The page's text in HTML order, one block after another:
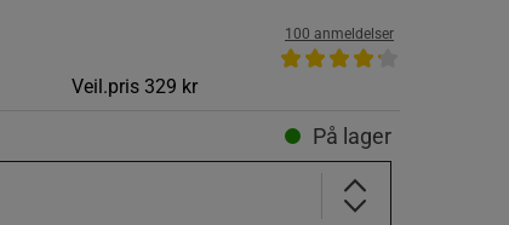
Veil.pris 329 kr
100 anmeldelser
På lager